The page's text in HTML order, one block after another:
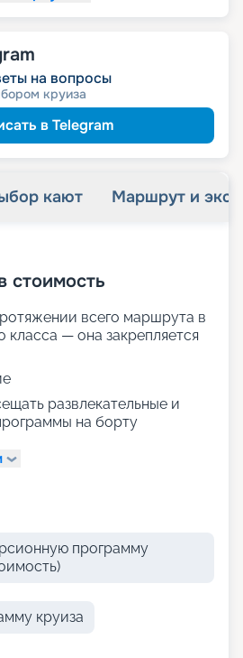
на вопросы
круиза
в Telegram
кают Маршрут и
стоимость
всего маршрута в
класса — она закрепляется
развлекательные и
на борту
программу
круиза